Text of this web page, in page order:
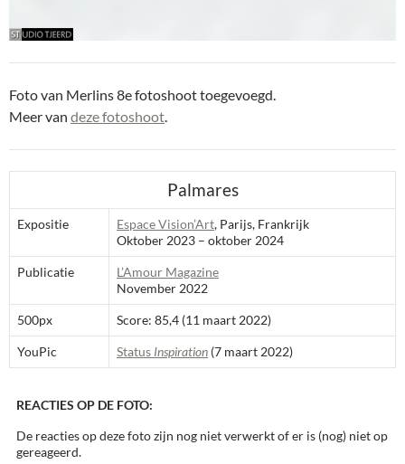
Foto van Merlins 8e fotoshoot toegevoegd.
Meer van deze fotoshoot.
Palmares
Expositie Espace Vision’Art, Parijs, Frankrijk
Oktober 2023 – oktober 2024
Publicatie
L’Amour Magazine
November 2022
500px Score: 85,4 (11 maart 2022)
YouPic Status Inspiration (7 maart 2022)
REACTIES OP DE FOTO:
De reacties op deze foto zijn nog niet verwerkt of er is (nog) niet op
gereageerd.